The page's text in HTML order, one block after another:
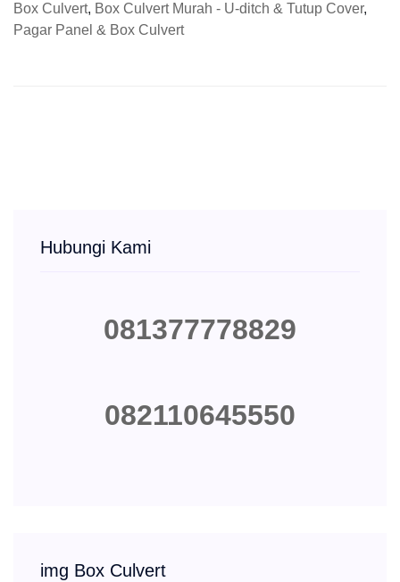
Box Culvert, Box Culvert Murah - U-ditch & Tutup Cover,
Pagar Panel & Box Culvert
Hubungi Kami
081377778829
082110645550
img Box Culvert